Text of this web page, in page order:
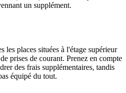
un supplément.
les places situées à l'étage supérieur
prises de courant. Prenez en compte
des frais supplémentaires, tandis
équipé du tout.